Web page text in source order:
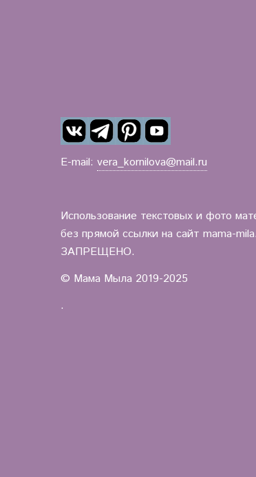
E-mail: vera_kornilova@mail.ru
Использование текстовых и фото
без прямой ссылки на сайт mama-
ЗАПРЕЩЕНО.
© Мама Мыла 2019-2025
.